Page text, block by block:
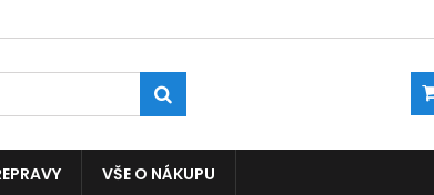
VŠE O NÁKUPU